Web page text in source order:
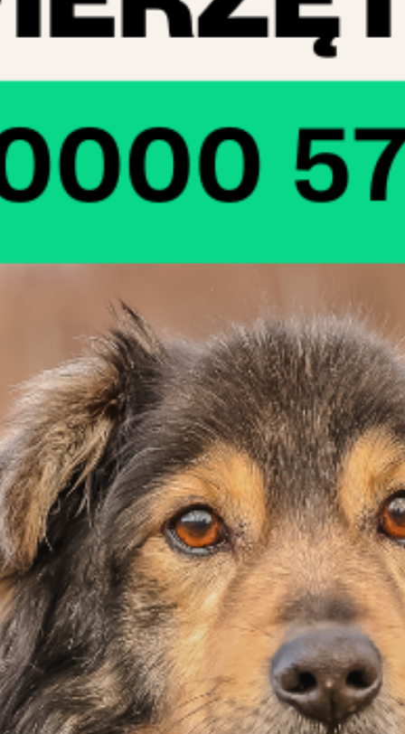
Organizacja zajęć i akcji edukacyjnych dla
Jedną z naszych głównych misji jest edukacja
Czytaj dalej »
Wsparcie zwierząt i ich opiekunów w potrzebie
Fundacja Mam Pomysł udziela wsparcia ludziom i
Czytaj dalej »
« Cofnij 1 2
Zapisz się do naszego
newslettera